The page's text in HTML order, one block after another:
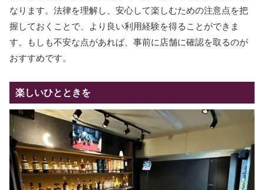
なります。法律を理解し、安心して楽しむための注意点を把
握しておくことで、より良い利用経験を得ることができま
す。もしも不安な点があれば、事前に店舗に確認を取るのが
おすすめです。
楽しいひとときを